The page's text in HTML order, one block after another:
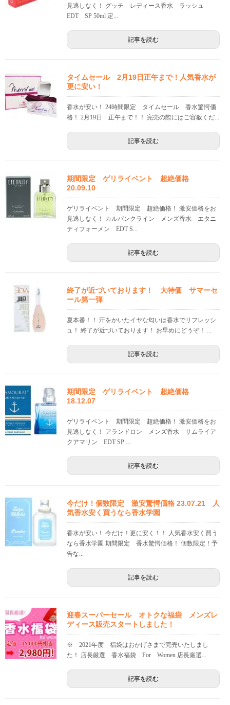
見逃しなく！ グッチ レディース香水 ラッシュ
EDT SP 50ml 定...
記事を読む
タイムセール 2月19日正午まで！人気香水が
更に安い！
香水が安い！ 24時間限定 タイムセール 香水驚愕価
格！ 2月19日 正午まで！！ 完売の際にはご容赦くだ...
記事を読む
期間限定 ゲリライベント 超絶価格
20.09.10
ゲリライベント 期間限定 超絶価格！ 激安価格をお
見逃しなく！ カルバンクライン メンズ香水 エタニ
ティフォーメン EDT S...
記事を読む
終了が近づいております！ 大特価 サマーセ
ール第一弾
夏本番！！ 汗をかいたイヤな匂いは香水でリフレッシ
ュ！ 終了が近づいております！ お早めにどうぞ！ ...
記事を読む
期間限定 ゲリライベント 超絶価格
18.12.07
ゲリライベント 期間限定 超絶価格！ 激安価格をお
見逃しなく！ アランドロン メンズ香水 サムライア
クアマリン EDT SP ...
記事を読む
今だけ！個数限定 激安驚愕価格 23.07.21 人
気香水安く買うなら香水学園
香水が安い！ 今だけ！更に安く！！ 人気香水安く買う
なら香水学園 期間限定 香水驚愕価格！ 個数限定！予
告な...
記事を読む
迎春スーパーセール オトクな福袋 メンズレ
ディース販売スタートしました！
※ 2021年度 福袋はおかげさまで完売いたしまし
た！ 店長厳選 香水福袋 For Women 店長厳選...
記事を読む